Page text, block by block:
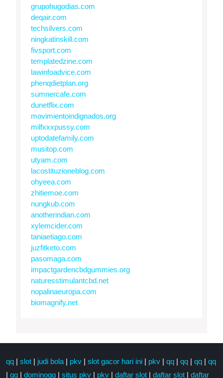
grupohugodias.com
deqair.com
techsilvers.com
ningkatinskill.com
fivsport.com
templatedzine.com
lawinfoadvice.com
phenqdietplan.org
sumnercafe.com
dunetflix.com
movimientoindignados.org
milfxxxpussy.com
uptodatefamily.com
musitop.com
utyam.com
lacostituzioneblog.com
ohyeea.com
zhitiemoe.com
nungkub.com
anotherindian.com
xylemcider.com
taniaetiago.com
juzfitketo.com
pasomaga.com
impactgardencbdgummies.org
naturesstimulantcbd.net
nopalinaeuropa.com
biomagnify.net
qq | slot | judi bola | pkv | slot gacor hari ini | pkv | qq | qq | qq | qq
| qq | dominoqq | situs pkv | pkv | daftar slot | daftar slot | daftar